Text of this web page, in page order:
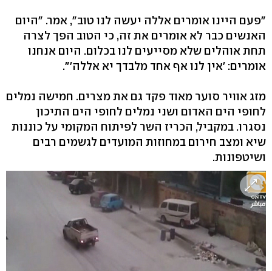
"פעם היינו אומרים אללה יעשה לנו טוב", אמר. "היום
האנשים כבר לא אומרים את זה, כי הטוב הפך לצרה
תחת אוהלים שלא מסייעים לנו בכלום. היום אנחנו
אומרים: 'אין לנו אף אחד מלבדך יא אללה'".
מזג אוויר סוער מאוד פקד גם את מצרים. חמישה נמלים
לחופי הים האדום ושני נמלים לחופי הים התיכון
נסגרו. במקביל, הכריז השר לפיתוח המקומי על כוננות
שיא ומצב חירום במחוזות המועדים לגשמים רבים
ושיטפונות.